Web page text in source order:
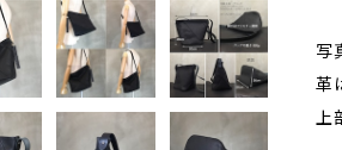
写
革
上